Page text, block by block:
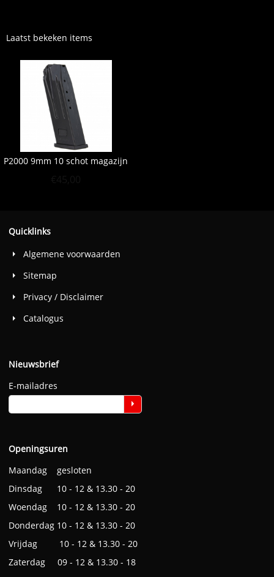
Laatst bekeken items
P2000 9mm 10 schot magazijn
Quicklinks
Algemene voorwaarden
Sitemap
Privacy / Disclaimer
Catalogus
Nieuwsbrief
E-mailadres
Openingsuren
Maandag gesloten
Dinsdag 10 - 12 & 13.30 - 20
Woendag 10 - 12 & 13.30 - 20
Donderdag 10 - 12 & 13.30 - 20
Vrijdag 10 - 12 & 13.30 - 20
Zaterdag 09 - 12 & 13.30 - 18